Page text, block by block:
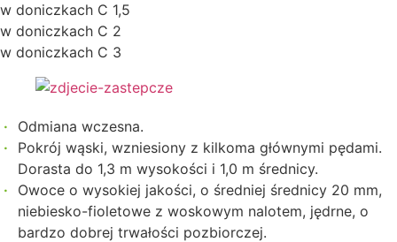
w doniczkach C 1,5
w doniczkach C 2
w doniczkach C 3
Odmiana wczesna.
Pokrój wąski, wzniesiony z kilkoma głównymi pędami.
Dorasta do 1,3 m wysokości i 1,0 m średnicy.
Owoce o wysokiej jakości, o średniej średnicy 20 mm,
niebiesko-fioletowe z woskowym nalotem, jędrne, o
bardzo dobrej trwałości pozbiorczej.